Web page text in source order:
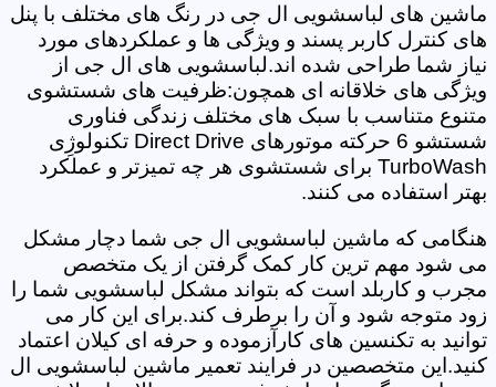
ماشین های لباسشویی ال جی در رنگ های مختلف با پنل
های کنترل کاربر پسند و ویژگی ها و عملکردهای مورد
نیاز شما طراحی شده اند.لباسشویی های ال جی از
ویژگی های خلاقانه ای همچون:ظرفیت های شستشوی
متنوع متناسب با سبک های مختلف زندگی فناوری
شستشو 6 حرکته موتورهای Direct Drive تکنولوژِی
TurboWash برای شستشوی هر چه تمیزتر و عملکرد
بهتر استفاده می کنند.
هنگامی که ماشین لباسشویی ال جی شما دچار مشکل
می شود مهم ترین کار کمک گرفتن از یک متخصص
مجرب و کاربلد است که بتواند مشکل لباسشویی شما را
زود متوجه شود و آن را برطرف کند.برای این کار می
توانید به تکنسین های کارآزموده و حرفه ای کیلان اعتماد
کنید.این متخصصین در فرایند تعمیر ماشین لباسشویی ال